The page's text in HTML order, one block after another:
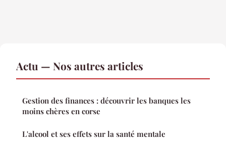
Actu — Nos autres articles
Gestion des finances : découvrir les banques les
moins chères en corse
L'alcool et ses effets sur la santé mentale